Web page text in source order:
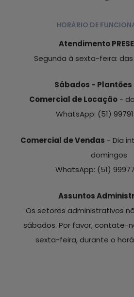
HORÁRIO DE
Atendimento
Segunda à sexta-feira: das
Sábados - Plantões
Comercial de Locação-
WhatsApp: (51)
Comercial de Vendas - Dia
domingos
WhatsApp: (51)
Assuntos
Os setores administrativos
sábados. Por favor, contate-
sexta-feira, durante o